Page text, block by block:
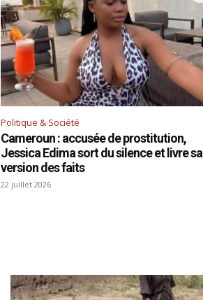
Politique & Société
Cameroun : accusée de prostitution,
Jessica Edima sort du silence et livre sa
version des faits
22 juillet 2026